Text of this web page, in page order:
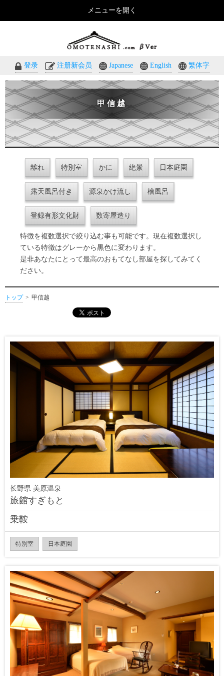
登录 注册新会员 Japanese English 繁体字
甲信越
離れ 特別室 かに 絶景 日本庭園
露天風呂付き 源泉かけ流し 檜風呂
登録有形文化財 数寄屋造り
特徴を複数選択で絞り込む事も可能です。現在複数選択し
ている特徴はグレーから黒色に変わります。
是非あなたにとって最高のおもてなし部屋を探してみてく
ださい。
トップ 甲信越
长野県 美原温泉
旅館すぎもと
乗鞍
特別室 日本庭園
メニューを開く